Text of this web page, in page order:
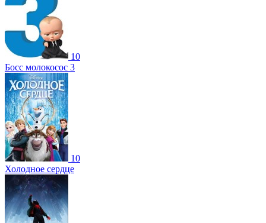
10
Босс молокосос 3
10
Холодное сердце